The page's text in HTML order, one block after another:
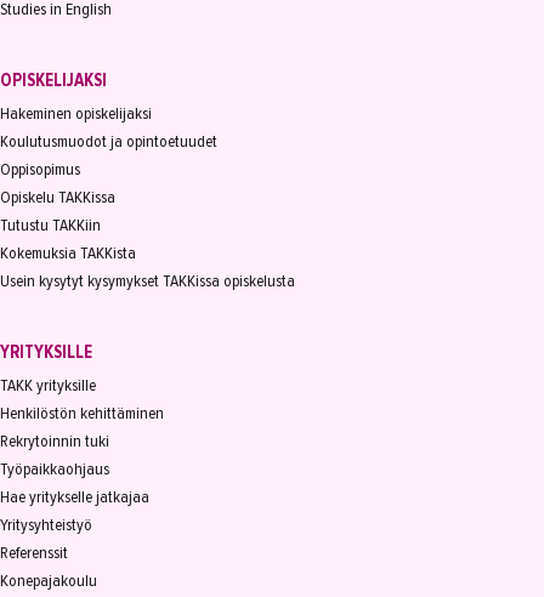
Studies in English
OPISKELIJAKSI
Hakeminen opiskelijaksi
Koulutusmuodot ja opintoetuudet
Oppisopimus
Opiskelu TAKKissa
Tutustu TAKKiin
Kokemuksia TAKKista
Usein kysytyt kysymykset TAKKissa opiskelusta
YRITYKSILLE
TAKK yrityksille
Henkilöstön kehittäminen
Rekrytoinnin tuki
Työpaikkaohjaus
Hae yritykselle jatkajaa
Yritysyhteistyö
Referenssit
Konepajakoulu